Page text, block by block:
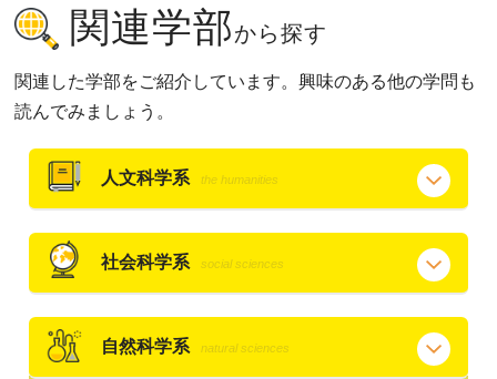
関連学部から探す
関連した学部をご紹介しています。興味のある他の学問も
読んでみましょう。
人文科学系 the humanities
社会科学系 social sciences
自然科学系 natural sciences